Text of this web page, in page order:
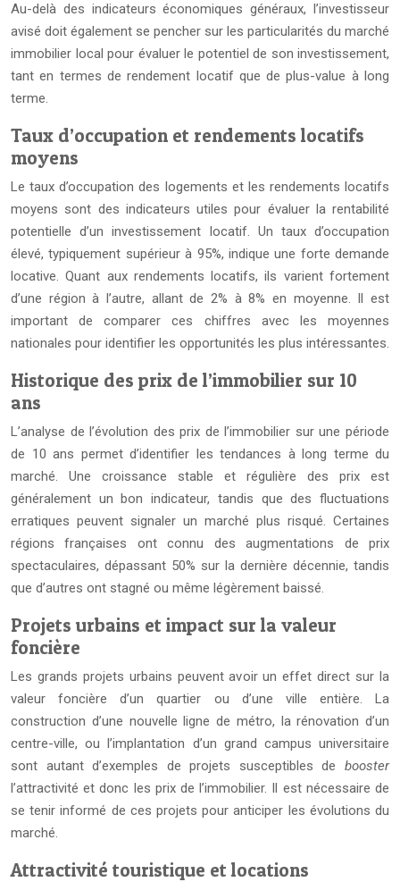
Au-delà des indicateurs économiques généraux, l’investisseur
avisé doit également se pencher sur les particularités du marché
immobilier local pour évaluer le potentiel de son investissement,
tant en termes de rendement locatif que de plus-value à long
terme.
Taux d’occupation et rendements locatifs
moyens
Le taux d’occupation des logements et les rendements locatifs
moyens sont des indicateurs utiles pour évaluer la rentabilité
potentielle d’un investissement locatif. Un taux d’occupation
élevé, typiquement supérieur à 95%, indique une forte demande
locative. Quant aux rendements locatifs, ils varient fortement
d’une région à l’autre, allant de 2% à 8% en moyenne. Il est
important de comparer ces chiffres avec les moyennes
nationales pour identifier les opportunités les plus intéressantes.
Historique des prix de l’immobilier sur 10
ans
L’analyse de l’évolution des prix de l’immobilier sur une période
de 10 ans permet d’identifier les tendances à long terme du
marché. Une croissance stable et régulière des prix est
généralement un bon indicateur, tandis que des fluctuations
erratiques peuvent signaler un marché plus risqué. Certaines
régions françaises ont connu des augmentations de prix
spectaculaires, dépassant 50% sur la dernière décennie, tandis
que d’autres ont stagné ou même légèrement baissé.
Projets urbains et impact sur la valeur
foncière
Les grands projets urbains peuvent avoir un effet direct sur la
valeur foncière d’un quartier ou d’une ville entière. La
construction d’une nouvelle ligne de métro, la rénovation d’un
centre-ville, ou l’implantation d’un grand campus universitaire
sont autant d’exemples de projets susceptibles de booster
l’attractivité et donc les prix de l’immobilier. Il est nécessaire de
se tenir informé de ces projets pour anticiper les évolutions du
marché.
Attractivité touristique et locations